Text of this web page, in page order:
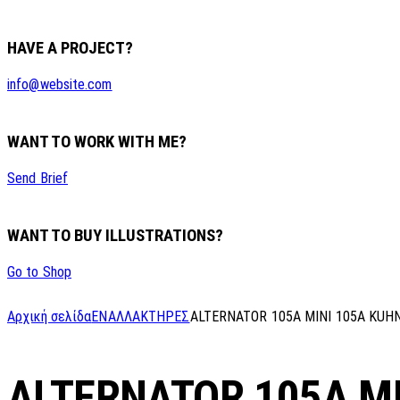
HAVE A PROJECT?
info@website.com
WANT TO WORK WITH ME?
Send Brief
WANT TO BUY ILLUSTRATIONS?
Go to Shop
Αρχική σελίδαΕΝΑΛΛΑΚΤΗΡΕΣALTERNATOR 105A MINI 105A